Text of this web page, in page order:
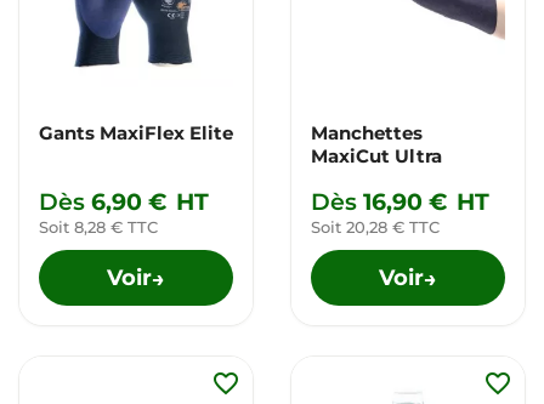
Gants MaxiFlex Elite
Dès 6,90 € HT
Soit 8,28 € TTC
Voir→
Manchettes
MaxiCut Ultra
Dès 16,90 € HT
Soit 20,28 € TTC
Voir→
favorite_border favorite_border